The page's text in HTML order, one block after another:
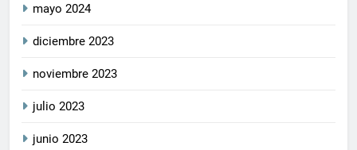
mayo 2024
diciembre 2023
noviembre 2023
julio 2023
junio 2023